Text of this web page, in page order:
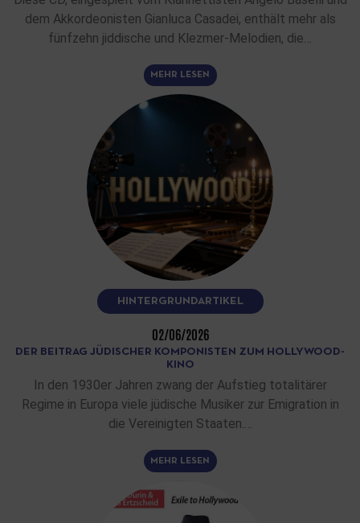
dem Akkordeonisten Gianluca Casadei, enthält mehr als
fünfzehn jiddische und Klezmer-Melodien, die…
MEHR LESEN
HINTERGRUNDARTIKEL
02/06/2026
DER BEITRAG JÜDISCHER KOMPONISTEN ZUM HOLLYWOOD-
KINO
In den 1930er Jahren zwang der Aufstieg totalitärer
Regime in Europa viele jüdische Musiker zur Emigration in
die Vereinigten Staaten.…
MEHR LESEN